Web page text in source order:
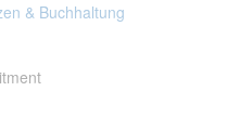
& Buchhaltung